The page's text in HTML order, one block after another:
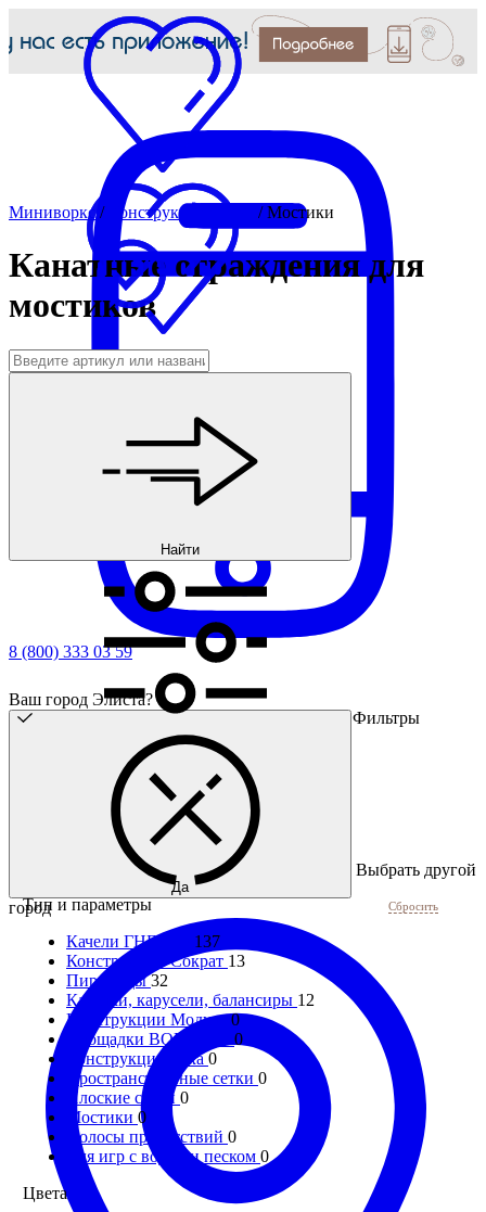
8 (800) 333 03 59
Ваш город Элиста?
Да
Выбрать другой
город
Миниворкс / Конструкции МАФ /Мостики
Канатные ограждения для
мостиков
Найти
Фильтры
Тип и параметры Сбросить
Качели ГНЕЗДО 137
Конструкции Сократ 13
Пирамиды32
Качалки, карусели, балансиры 12
Конструкции Модуль0
Площадки ВОРКАУТ 0
Конструкции Река0
Пространственные сетки 0
Плоские сетки 0
Мостики 0
Полосы препятствий 0
Для игр с водой и песком 0
Цвета